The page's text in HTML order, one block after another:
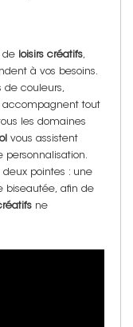
de loisirs créatifs,
à vos besoins.
de couleurs,
tout
les domaines
vous assistent
personnalisation.
pointes : une
biseautée, afin de
ne